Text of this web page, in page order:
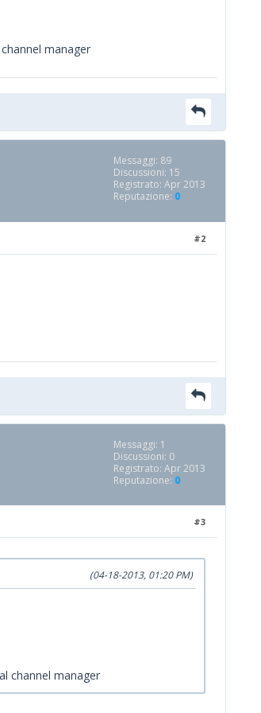
manager
Messaggi: 89
Discussioni: 15
Registrato: Apr 2013
Reputazione: 0
#2
Messaggi: 1
Discussioni: 0
Registrato: Apr 2013
Reputazione: 0
#3
(04-18-2013, 01:20 PM)
channel manager